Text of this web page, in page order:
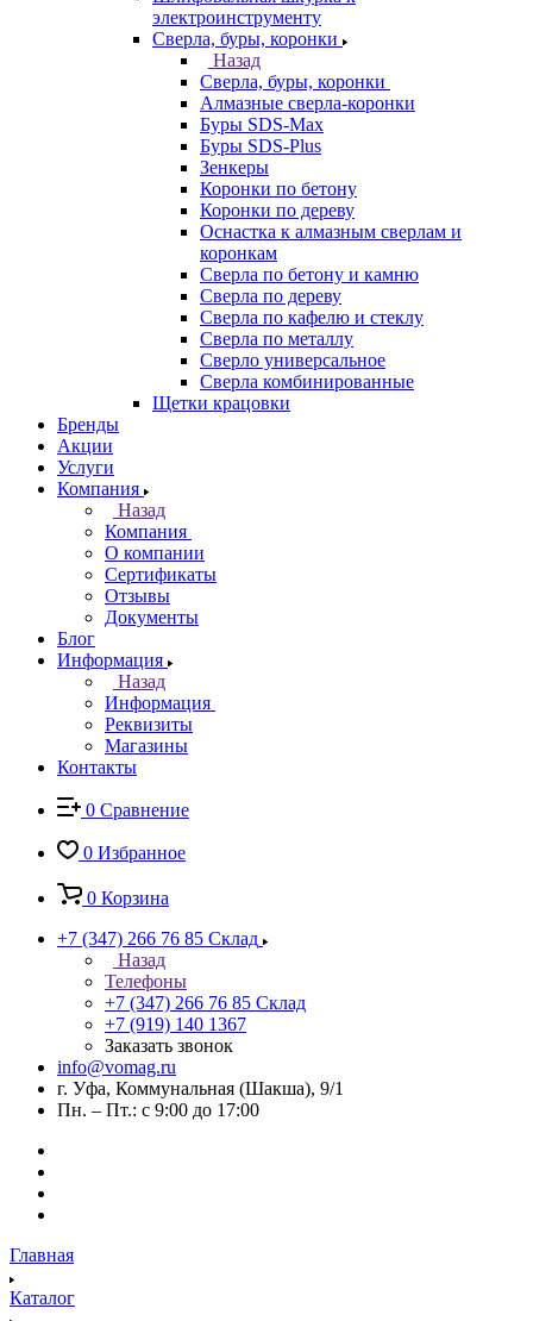
электроинструменту
Сверла, буры, коронки
Назад
Сверла, буры, коронки
Алмазные сверла-коронки
Буры SDS-Max
Буры SDS-Plus
Зенкеры
Коронки по бетону
Коронки по дереву
Оснастка к алмазным сверлам и
коронкам
Сверла по бетону и камню
Сверла по дереву
Сверла по кафелю и стеклу
Сверла по металлу
Сверло универсальное
Сверла комбинированные
Щетки крацовки
Бренды
Акции
Услуги
Компания
Назад
Компания
О компании
Сертификаты
Отзывы
Документы
Блог
Информация
Назад
Информация
Реквизиты
Магазины
Контакты
0 Сравнение
0 Избранное
0 Корзина
+7 (347) 266 76 85 Склад
Назад
Телефоны
+7 (347) 266 76 85 Склад
+7 (919) 140 1367
Заказать звонок
info@vomag.ru
г. Уфа, Коммунальная (Шакша), 9/1
Пн. – Пт.: с 9:00 до 17:00
Главная
Каталог